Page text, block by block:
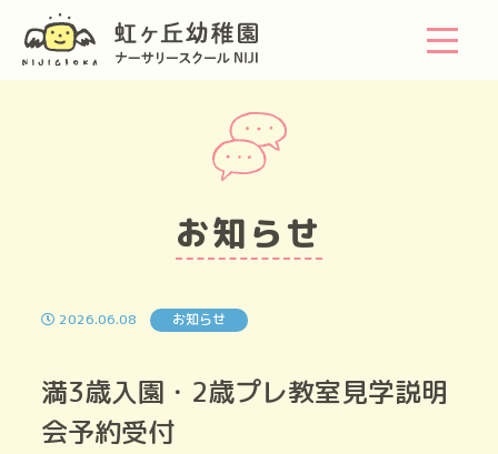
お知らせ
2026.06.08 お知らせ
満3歳入園・2歳プレ教室見学説明
会予約受付